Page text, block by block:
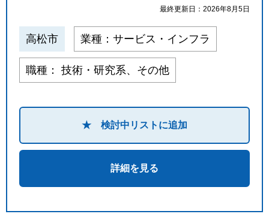
最終更新日：2026年8月5日
高松市 業種：サービス・インフラ
職種： 技術・研究系、その他
★ 検討中リストに追加
詳細を見る